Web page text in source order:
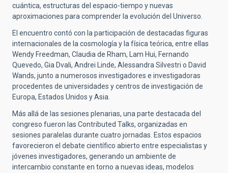
cuántica, estructuras del espacio-tiempo y nuevas
aproximaciones para comprender la evolución del Universo.
El encuentro contó con la participación de destacadas figuras
internacionales de la cosmología y la física teórica, entre ellas
Wendy Freedman, Claudia de Rham, Lam Hui, Fernando
Quevedo, Gia Dvali, Andrei Linde, Alessandra Silvestri o David
Wands, junto a numerosos investigadores e investigadoras
procedentes de universidades y centros de investigación de
Europa, Estados Unidos y Asia.
Más allá de las sesiones plenarias, una parte destacada del
congreso fueron las Contributed Talks, organizadas en
sesiones paralelas durante cuatro jornadas. Estos espacios
favorecieron el debate científico abierto entre especialistas y
jóvenes investigadores, generando un ambiente de
intercambio constante en torno a nuevas ideas, modelos